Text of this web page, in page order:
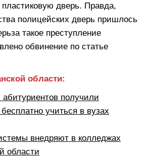
дверь. Правда,
полицейских дверь пришлось
такое преступление
обвинение по статье
области:
получили
учиться в вузах
внедряют в колледжах
области